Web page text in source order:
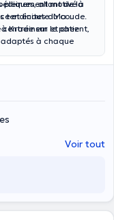
allant de la
tendinites du coude.
pleinement motivé à
et écoute. Ma
sur le patient,
adaptés à chaque
à Kraainem et chez
Voir tout